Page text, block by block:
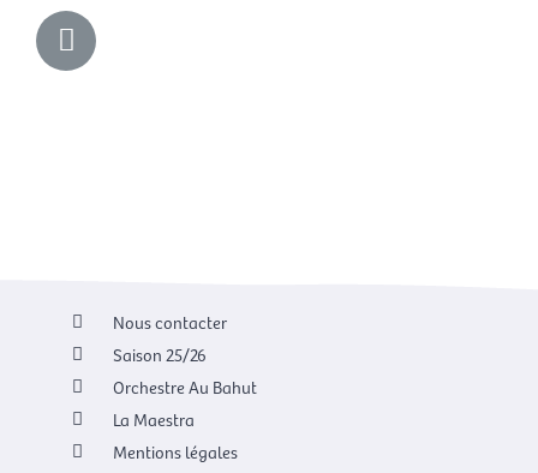
L
i
n
Nous contacter
Saison 25/26
Orchestre Au Bahut
La Maestra
Mentions légales